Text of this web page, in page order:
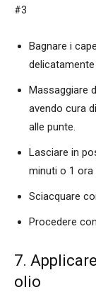
#3
Bagnare i
Massaggiare
avendo cura
alle punte.
Lasciare in
minuti o 1
Sciacquare
Procedere
7.
olio